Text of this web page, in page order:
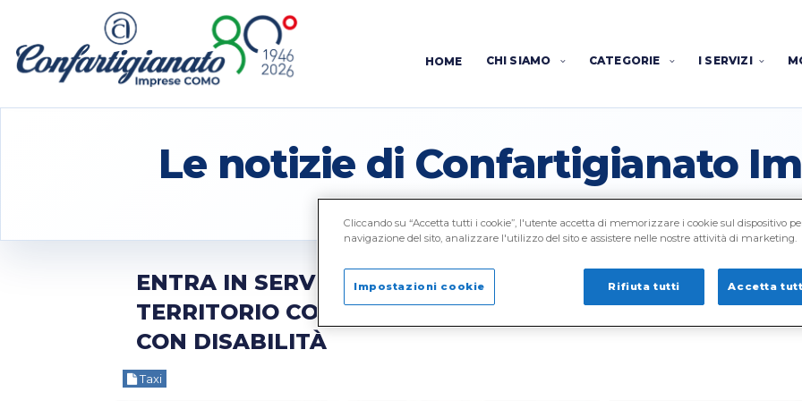
HOME CHI SIAMO CATEGORIE I SERVIZI
Le notizie di Confartigianato
ENTRA IN SERVIZIO LA PRIMA LICENZA TAXI DEL
TERRITORIO COMASCO PER IL TRASPORTO DI PERSONE
CON DISABILITÀ
Taxi
Cliccando su “Accetta tutti i cookie”, l'utente accetta di memorizzare i cookie sul dispositivo
navigazione del sito, analizzare l'utilizzo del sito e assistere nelle nostre attività di marketing.
Rifiuta tutti Accetta
Impostazioni cookie